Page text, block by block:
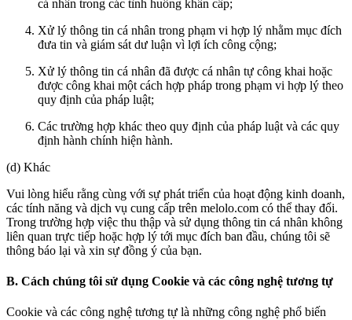
cá nhân trong các tình huống khẩn cấp;
Xử lý thông tin cá nhân trong phạm vi hợp lý nhằm mục đích
đưa tin và giám sát dư luận vì lợi ích công cộng;
Xử lý thông tin cá nhân đã được cá nhân tự công khai hoặc
được công khai một cách hợp pháp trong phạm vi hợp lý theo
quy định của pháp luật;
Các trường hợp khác theo quy định của pháp luật và các quy
định hành chính hiện hành.
(d) Khác
Vui lòng hiểu rằng cùng với sự phát triển của hoạt động kinh doanh,
các tính năng và dịch vụ cung cấp trên melolo.com có thể thay đổi.
Trong trường hợp việc thu thập và sử dụng thông tin cá nhân không
liên quan trực tiếp hoặc hợp lý tới mục đích ban đầu, chúng tôi sẽ
thông báo lại và xin sự đồng ý của bạn.
B. Cách chúng tôi sử dụng Cookie và các công nghệ tương tự
Cookie và các công nghệ tương tự là những công nghệ phổ biến